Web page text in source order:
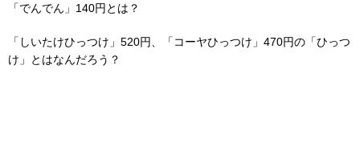
「でんでん」140円とは？
「しいたけひっつけ」520円、「コーヤひっつけ」470円の「ひっつ
け」とはなんだろう？